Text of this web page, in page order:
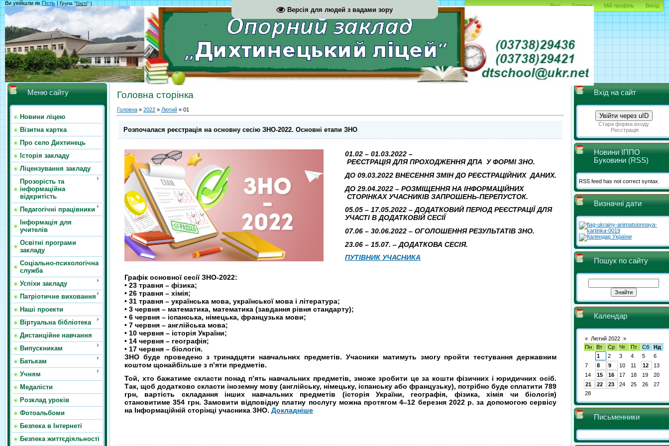
Версія для людей з вадами зору
Вхід Головна Мій профіль Вихід
Ви увійшли як Гість | Група "Гості" |
Меню сайту
Новини ліцею
Візитна картка
Про село Дихтинець
Історія закладу
Ліцензування закладу
Прозорість та
інформаційна
відкритість
Педагогічні працівники
Інформація для
учителів
Освітні програми
закладу
Соціально-психологічна
служба
Успіхи закладу
Патріотичне виховання
Наші проекти
Віртуальна бібліотека
Дистанційне навчання
Випускникам
Батькам
Учням
Медалісти
Розклад уроків
Фотоальбоми
Безпека в Інтернеті
Безпека життєдіяльності
Головна сторінка
Головна » 2022 » Лютий » 01
Розпочалася реєстрація на основну сесію ЗНО-2022. Основні етапи ЗНО
01.02 – 01.03.2022 –
РЕЄСТРАЦІЯ ДЛЯ ПРОХОДЖЕННЯ ДПА У ФОРМІ ЗНО.
ДО 09.03.2022 ВНЕСЕННЯ ЗМІН ДО РЕЄСТРАЦІЙНИХДАНИХ.
ДО 29.04.2022 – РОЗМІЩЕННЯ НА ІНФОРМАЦІЙНИХ
СТОРІНКАХ УЧАСНИКІВ ЗАПРОШЕНЬ-ПЕРЕПУСТОК.
05.05 – 17.05.2022 – ДОДАТКОВИЙ ПЕРІОД РЕЄСТРАЦІЇ ДЛЯ
УЧАСТІ В ДОДАТКОВІЙ СЕСІЇ
07.06 – 30.06.2022 – ОГОЛОШЕННЯ РЕЗУЛЬТАТІВ ЗНО.
23.06 – 15.07. – ДОДАТКОВА СЕСІЯ.
ПУТІВНИК УЧАСНИКА
Графік основної сесії ЗНО-2022:
• 23 травня – фізика;
• 26 травня – хімія;
• 31 травня – українська мова, української мова і література;
• 3 червня – математика, математика (завдання рівня стандарту);
• 6 червня – іспанська, німецька, французька мови;
• 7 червня – англійська мова;
• 10 червня – історія України;
• 14 червня – географія;
• 17 червня – біологія.
ЗНО буде проведено з тринадцяти навчальних предметів. Учасники матимуть змогу пройти тестування державним
коштом щонайбільше з п’яти предметів.
Той, хто бажатиме скласти понад п’ять навчальних предметів, зможе зробити це за кошти фізичних і юридичних осіб.
Так, щоб додатково скласти іноземну мову (англійську, німецьку, іспанську або французьку), потрібно буде сплатити 789
грн, вартість складання інших навчальних предметів (історія України, географія, фізика, хімія чи біологія)
становитиме 354 грн. Замовити відповідну платну послугу можна протягом 4‒12 березня 2022 р. за допомогою сервісу
на Інформаційній сторінці учасника ЗНО. Докладніше
Вхід на сайт
Увійти через uID
Стара форма входу
Реєстрація
Новини ІППО
Буковини (RSS)
RSS feed has not correct syntax.
Визначні дати
Пошук по сайту
Календар
« Лютий 2022 »
Пн
Вт Ср Чт Пт Сб
Нд
1
2 3 4 5
6
7
8 9 10 11 12
13
14
15 16 17 18 19
20
21
22 23 24 25 26
27
28
Письменники